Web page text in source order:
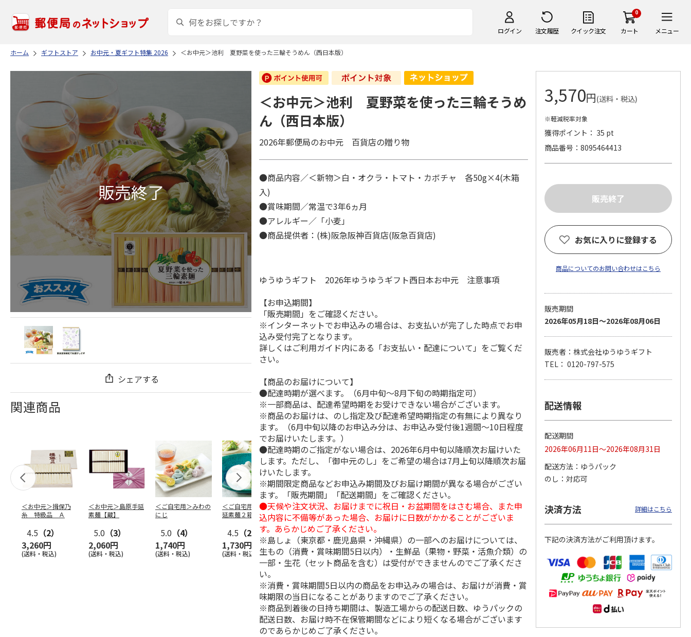
ログイン 注文履歴 クイック注文
0
カート メニュー
ホーム ギフトストア お中元・夏ギフト特集 2026 ＜お中元＞池利 夏野菜を使った三輪そうめん（西日本版）
シェアする
関連商品
＜お中元＞揖保乃
糸 特級品 Ａ
4.5 （2）
3,260円
(送料・税込)
＜お中元＞島原手延
素麺【蔵】
5.0 （3）
2,060円
(送料・税込)
＜ご自宅用＞みわの
にじ
5.0 （4）
1,740円
(送料・税込)
＜ご自宅用＞島原手
延素麺２箱・黒ごま
4.5 （2）
1,730円
(送料・税込)
＜お中元＞島原手延
素麺３ｋｇ【古（ひ
ね）】
5.0（2）
3,980円
(送料・税込)
＜お中元＞お徳用
「国産小麦」小豆島
手延べ素麺
5.0（1）
2,700円
(送料・税込)
＜ご自宅用＞島原手
延素麺２ｋｇ【古
（ひね）】
2,940円
(送料・税込)
国産熟成 おいしい
三輪そうめん 光射
す
3,240円
(送料・税込)
＜お中元＞三輪素
麺 誉 Ｂ
2,950円
三輪素麺 正倉院文
様パッケージ細麺
白髭
4,200円
(送料・税込)
＜お中元＞池利 夏野菜を使った三輪そうめ
ん（西日本版）
2026年郵便局のお中元 百貨店の贈り物
●商品内容／＜新物＞白・オクラ・トマト・カボチャ 各50g×4(木箱
入)
●賞味期間／常温で3年6ヵ月
●アレルギー／「小麦」
●商品提供者：(株)阪急阪神百貨店(阪急百貨店)
ゆうゆうギフト 2026年ゆうゆうギフト西日本お中元 注意事項
【お申込期間】
「販売期間」をご確認ください。
※インターネットでお申込みの場合は、お支払いが完了した時点でお申
込み受付完了となります。
詳しくはご利用ガイド内にある「お支払い・配達について」をご覧くだ
さい。
【商品のお届けについて】
●配達時期が選べます。（6月中旬～8月下旬の時期指定可）
※一部商品は、配達希望時期をお受けできない場合がございます。
※商品のお届けは、のし指定及び配達希望時期指定の有無により異なり
ます。（6月中旬以降のお申込み分は、お申込み受付後1週間～10日程度
でお届けいたします。）
●配達時期のご指定がない場合は、2026年6月中旬以降順次お届けいた
します。ただし、「御中元のし」をご希望の場合は7月上旬以降順次お届
けいたします。
※期間限定商品などお申込み期間及びお届け期間が異なる場合がござい
ます。「販売期間」「配送期間」をご確認ください。
●天候や注文状況、お届けまでに祝日・お盆期間をはさむ場合、また申
込内容に不備等があった場合、お届けに日数がかかることがございま
す。あらかじめご了承ください。
※島しょ（東京都・鹿児島県・沖縄県）の一部へのお届けについては、
生もの（消費・賞味期間5日以内）・生鮮品（果物・野菜・活魚介類）の
一部・生花（セット商品を含む）は受付ができませんのでご了承くださ
い。
※消費・賞味期間5日以内の商品をお申込みの場合は、お届けが消費・賞
味期限の当日になることがありますのでご了承ください。
※商品到着後の日持ち期間は、製造工場からの配送日数、ゆうパックの
配送日数、お届け時不在保管期間などにより短くなる場合がございます
のであらかじめご了承ください。
3,570円(送料・税込)
※軽減税率対象
獲得ポイント： 35 pt
商品番号
8095464413
お気に入りに登録する
商品についてのお問い合わせはこちら
販売期間
2026年05月18日～2026年08月06日
販売者：株式会社ゆうゆうギフト
TEL： 0120-797-575
配送情報
配送期間
2026年06月11日～2026年08月31日
配送方法
ゆうパック
のし
対応可
決済方法 詳細はこちら
下記の決済方法がご利用頂けます。